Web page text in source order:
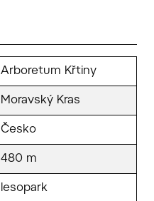
Arboretum Křtiny
Moravský Kras
Česko
480 m
lesopark